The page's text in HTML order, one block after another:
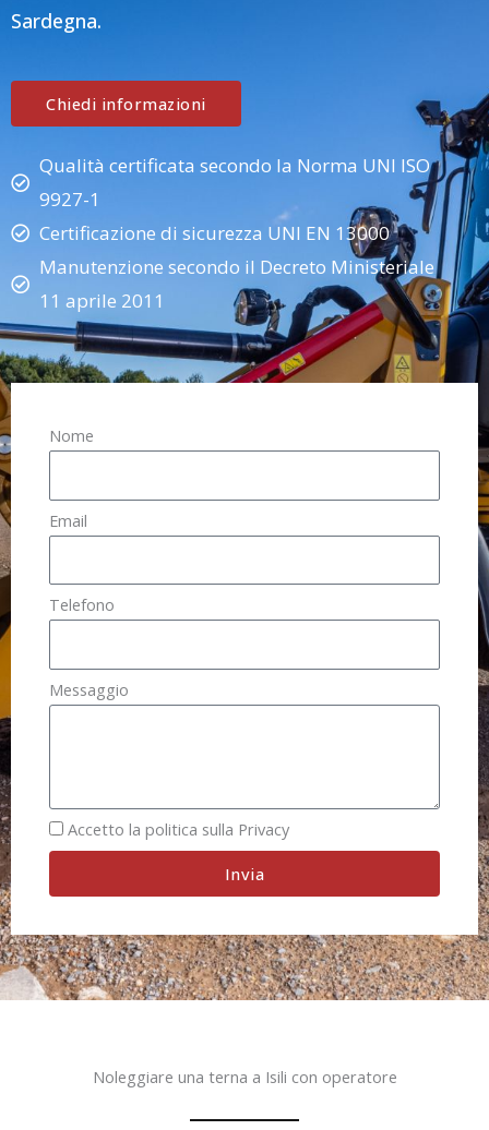
Sardegna.
Chiedi informazioni
Qualità certificata secondo la Norma UNI ISO
9927-1
Certificazione di sicurezza UNI EN 13000
Manutenzione secondo il Decreto Ministeriale
11 aprile 2011
Nome
Email
Telefono
Messaggio
Accetto la politica sulla Privacy
Invia
Noleggiare una terna a Isili con operatore